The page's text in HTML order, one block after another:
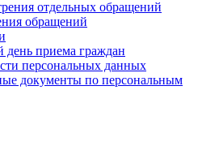
отдельных обращений
обращений
приема граждан
персональных данных
документы по персональным